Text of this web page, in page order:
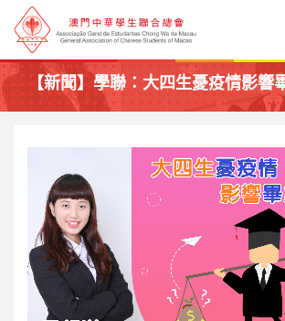
【新聞】學聯：大四生憂疫情影響